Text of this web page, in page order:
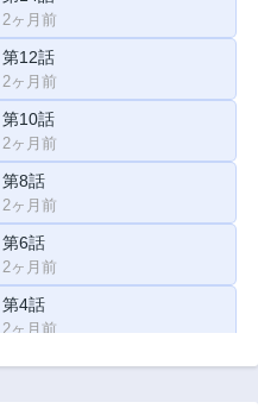
2ヶ月前
第12話
2ヶ月前
第10話
2ヶ月前
第8話
2ヶ月前
第6話
2ヶ月前
第4話
2ヶ月前
第2話